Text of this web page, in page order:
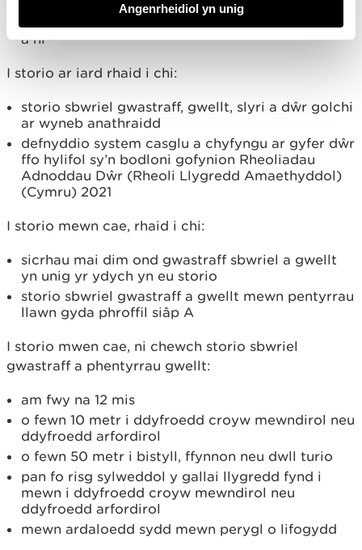
Angenrheidiol yn unig
ar gyfer taenu dŵr golchi i dir, rhaid i chi gysylltu
â ni
I storio ar iard rhaid i chi:
storio sbwriel gwastraff, gwellt, slyri a dŵr golchi
ar wyneb anathraidd
defnyddio system casglu a chyfyngu ar gyfer dŵr
ffo hylifol sy’n bodloni gofynion Rheoliadau
Adnoddau Dŵr (Rheoli Llygredd Amaethyddol)
(Cymru) 2021
I storio mewn cae, rhaid i chi:
sicrhau mai dim ond gwastraff sbwriel a gwellt
yn unig yr ydych yn eu storio
storio sbwriel gwastraff a gwellt mewn pentyrrau
llawn gyda phroffil siâp A
I storio mwen cae, ni chewch storio sbwriel
gwastraff a phentyrrau gwellt:
am fwy na 12 mis
o fewn 10 metr i ddyfroedd croyw mewndirol neu
ddyfroedd arfordirol
o fewn 50 metr i bistyll, ffynnon neu dwll turio
pan fo risg sylweddol y gallai llygredd fynd i
mewn i ddyfroedd croyw mewndirol neu
ddyfroedd arfordirol
mewn ardaloedd sydd mewn perygl o lifogydd